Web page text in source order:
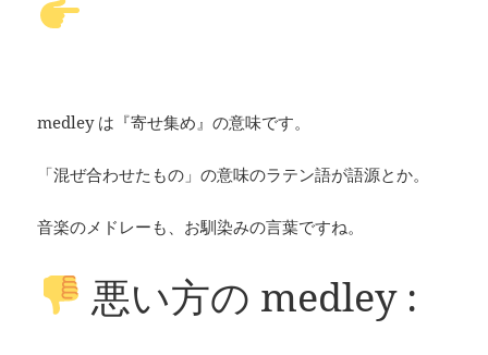
medley は『寄せ集め』の意味です。
「混ぜ合わせたもの」の意味のラテン語が語源とか。
音楽のメドレーも、お馴染みの言葉ですね。
悪い方の medley :